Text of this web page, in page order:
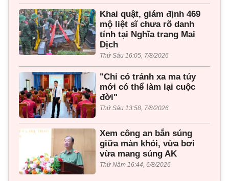
Khai quật, giám định 469
mộ liệt sĩ chưa rõ danh
tính tại Nghĩa trang Mai
Dịch
Thứ Sáu 16:05, 7/8/2026
"Chỉ có tránh xa ma túy
mới có thể làm lại cuộc
đời"
Thứ Sáu 13:58, 7/8/2026
Xem công an bắn súng
giữa màn khói, vừa bơi
vừa mang súng AK
Thứ Năm 16:44, 6/8/2026